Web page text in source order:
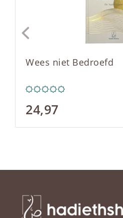
Wees niet Bedroefd
24,97